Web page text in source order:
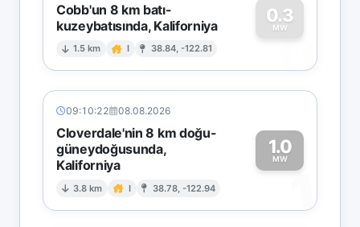
Cobb'un 8 km batı-
kuzeybatısında, Kaliforniya
1.5 km I 38.84, -122.81
0.3
MW
0
09:10:22 08.08.2026
Cloverdale'nin 8 km doğu-
güneydoğusunda,
Kaliforniya
3.8 km I 38.78, -122.94
1.0
MW
1